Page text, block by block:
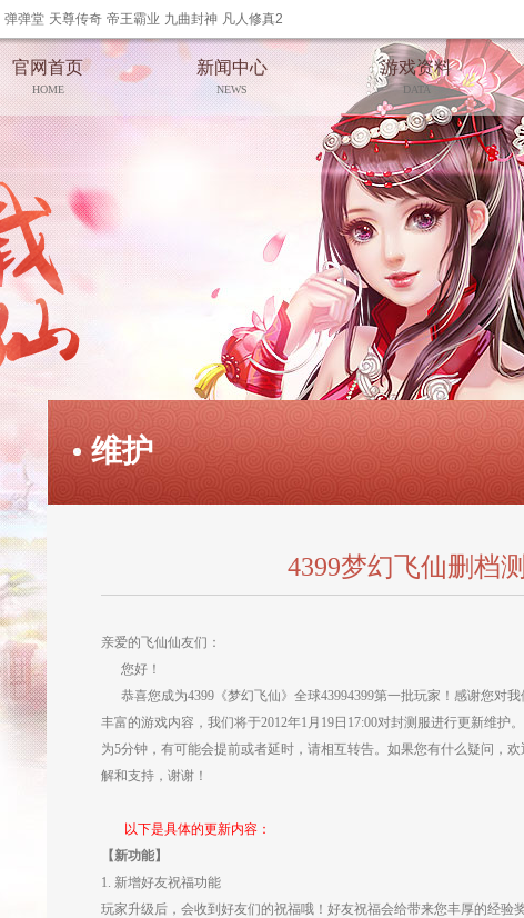
弹弹堂 天尊传奇 帝王霸业 九曲封神 凡人修真2
官网首页
HOME
新闻中心
NEWS
游戏资料
DATA
维护
4399梦幻飞仙删档
亲爱的飞仙仙友们：
您好！
恭喜您成为4399《梦幻飞仙》全球43994399第一批玩家！感谢您对
丰富的游戏内容，我们将于2012年1月19日17:00对封测服进行更新维
为5分钟，有可能会提前或者延时，请相互转告。如果您有什么疑问，
解和支持，谢谢！
以下是具体的更新内容：
【新功能】
1. 新增好友祝福功能
玩家升级后，会收到好友们的祝福哦！好友祝福会给带来您丰厚的经验